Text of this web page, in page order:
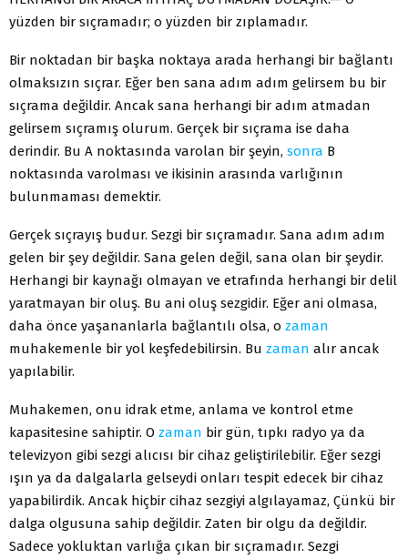
yüzden bir sıçramadır; o yüzden bir zıplamadır.
Bir noktadan bir başka noktaya arada herhangi bir bağlantı
olmaksızın sıçrar. Eğer ben sana adım adım gelirsem bu bir
sıçrama değildir. Ancak sana herhangi bir adım atmadan
gelirsem sıçramış olurum. Gerçek bir sıçrama ise daha
derindir. Bu A noktasında varolan bir şeyin, sonra B
noktasında varolması ve ikisinin arasında varlığının
bulunmaması demektir.
Gerçek sıçrayış budur. Sezgi bir sıçramadır. Sana adım adım
gelen bir şey değildir. Sana gelen değil, sana olan bir şeydir.
Herhangi bir kaynağı olmayan ve etrafında herhangi bir delil
yaratmayan bir oluş. Bu ani oluş sezgidir. Eğer ani olmasa,
daha önce yaşananlarla bağlantılı olsa, o zaman
muhakemenle bir yol keşfedebilirsin. Bu zaman alır ancak
yapılabilir.
Muhakemen, onu idrak etme, anlama ve kontrol etme
kapasitesine sahiptir. O zaman bir gün, tıpkı radyo ya da
televizyon gibi sezgi alıcısı bir cihaz geliştirilebilir. Eğer sezgi
ışın ya da dalgalarla gelseydi onları tespit edecek bir cihaz
yapabilirdik. Ancak hiçbir cihaz sezgiyi algılayamaz, Çünkü bir
dalga olgusuna sahip değildir. Zaten bir olgu da değildir.
Sadece yokluktan varlığa çıkan bir sıçramadır. Sezgi